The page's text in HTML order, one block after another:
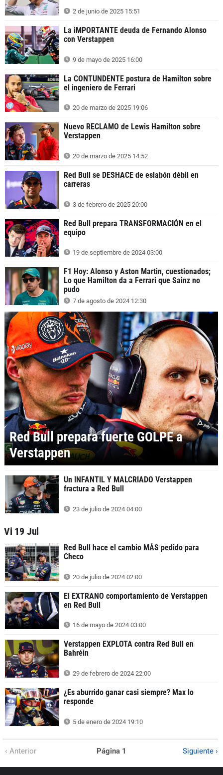
2 de junio de 2025 15:51
La iMPORTANTE deuda de Fernando Alonso
con Verstappen
9 de mayo de 2025 16:00
La CONTUNDENTE postura de Hamilton sobre
el ingeniero de Ferrari
20 de marzo de 2025 19:06
Nuevo RECLAMO de Lewis Hamilton sobre
Verstappen
20 de marzo de 2025 14:52
Red Bull se DESHACE de eslabón débil en
carreras
3 de febrero de 2025 20:00
Red Bull prepara TRANSFORMACIÓN en el
equipo
19 de septiembre de 2024 03:00
F1 Hoy: Alonso y Aston Martin, cuestionados;
Lo que Hamilton da a Ferrari que Sainz no
pudo
7 de agosto de 2024 12:30
Red Bull prepara fuerte GOLPE a
Verstappen
Un INFANTIL Y MALCRIADO Verstappen
fractura a Red Bull
23 de julio de 2024 04:00
Vi 19 Jul
Red Bull hace el cambio MÁS pedido para
Checo
20 de julio de 2024 02:00
El EXTRAÑO comportamiento de Verstappen
en Red Bull
16 de mayo de 2024 03:00
Verstappen EXPLOTA contra Red Bull en
Bahréin
29 de febrero de 2024 22:00
¿Es aburrido ganar casi siempre? Max lo
responde
5 de enero de 2024 19:10
‹ Anterior Página 1 Siguiente ›